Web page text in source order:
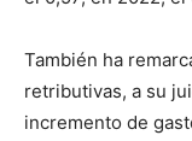
También ha
retributivas, a su
incremento de